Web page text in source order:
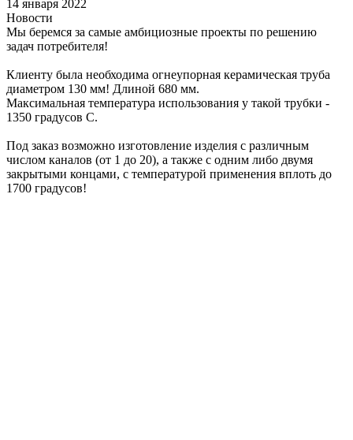
14 января 2022
Новости
Мы беремся за самые амбициозные проекты по решению
задач потребителя!
Клиенту была необходима огнеупорная керамическая труба
диаметром 130 мм! Длиной 680 мм.
Максимальная температура использования у такой трубки -
1350 градусов С.
Под заказ возможно изготовление изделия с различным
числом каналов (от 1 до 20), а также с одним либо двумя
закрытыми концами, с температурой применения вплоть до
1700 градусов!